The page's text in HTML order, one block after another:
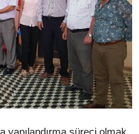
yapılandırma süreci olmak